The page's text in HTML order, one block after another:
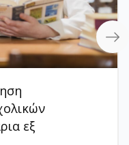
εξ